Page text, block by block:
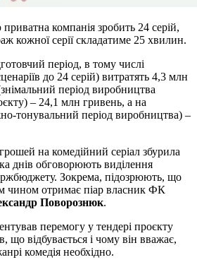
компанія зробить 24 серій,
кожної серії складатиме 25 хвилин.
період, в тому числі
до 24 серій) витратять 4,3 млн
період виробництва
– 24,1 млн гривень, а на
тонувальний період виробництва) –
на комедійний серіал збурила
днів обговорюють виділення
Зокрема, підозрюють, що
чином отримає піар власник ФК
Поворознюк.
перемогу у тендері проєкту
що відбувається і чому він вважає,
комедія необхідно.